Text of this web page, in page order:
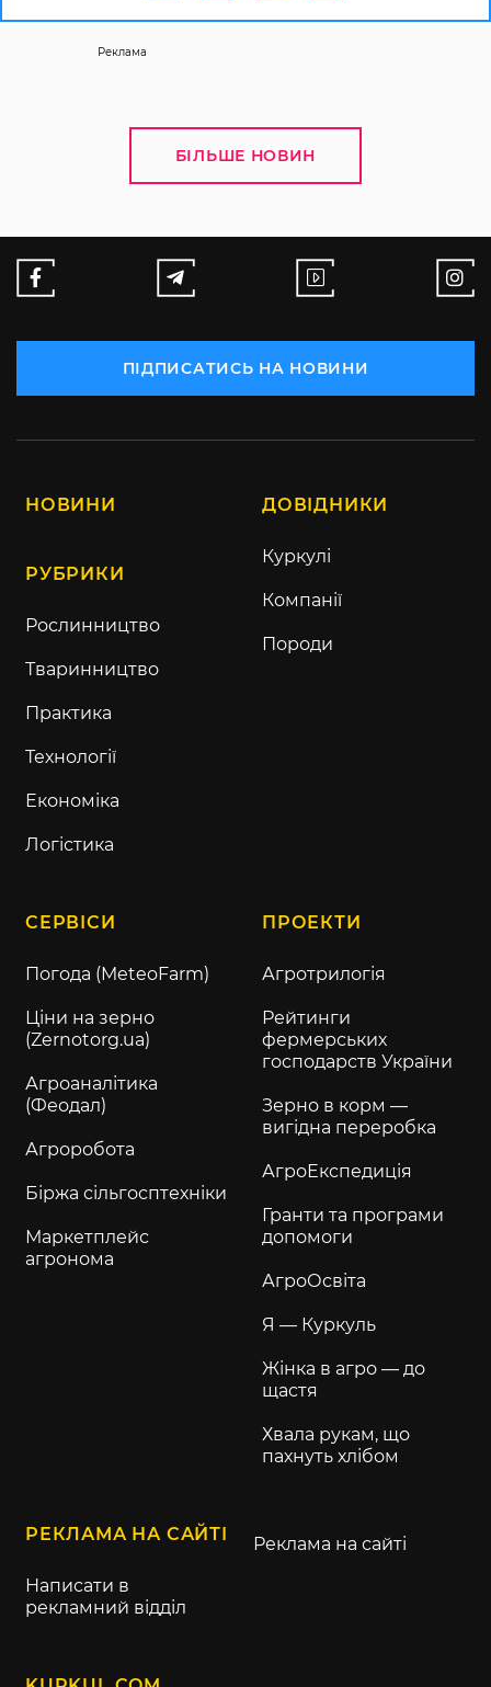
Реклама
БІЛЬШЕ НОВИН
ПІДПИСАТИСЬ НА НОВИНИ
НОВИНИ
РУБРИКИ
Рослинництво
Тваринництво
Практика
Технології
Економіка
Логістика
ДОВІДНИКИ
Куркулі
Компанії
Породи
СЕРВІСИ
Погода (MeteoFarm)
Ціни на зерно
(Zernotorg.ua)
Агроаналітика
(Феодал)
Агроробота
Біржа сільгосптехніки
Маркетплейс
агронома
ПРОЕКТИ
Агротрилогія
Рейтинги
фермерських
господарств України
Зерно в корм —
вигідна переробка
АгроЕкспедиція
Гранти та програми
допомоги
АгроОсвіта
Я — Куркуль
Жінка в агро — до
щастя
Хвала рукам, що
пахнуть хлібом
РЕКЛАМА НА САЙТІ
Написати в
рекламний відділ
Реклама на сайті